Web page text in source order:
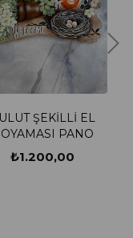
ŞEKİLLİ EL
PANO
₺1.200,00